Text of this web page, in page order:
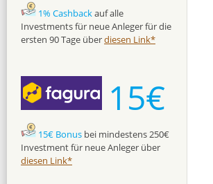
1% Cashbackauf alle
Investments für neue Anleger für die
ersten 90 Tage überdiesen Link*
15€
15€ Bonus bei mindestens 250€
Investment für neue Anleger über
diesen Link*